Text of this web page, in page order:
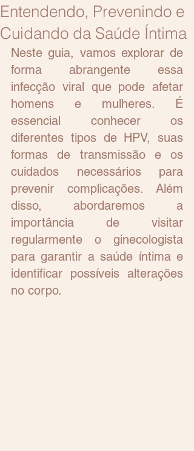
Entendendo, Prevenindo e
Cuidando da Saúde Íntima
Neste guia, vamos explorar de
forma abrangente essa
infecção viral que pode afetar
homens e mulheres. É
essencial conhecer os
diferentes tipos de HPV, suas
formas de transmissão e os
cuidados necessários para
prevenir complicações. Além
disso, abordaremos a
importância de visitar
regularmente o ginecologista
para garantir a saúde íntima e
identificar possíveis alterações
no corpo.